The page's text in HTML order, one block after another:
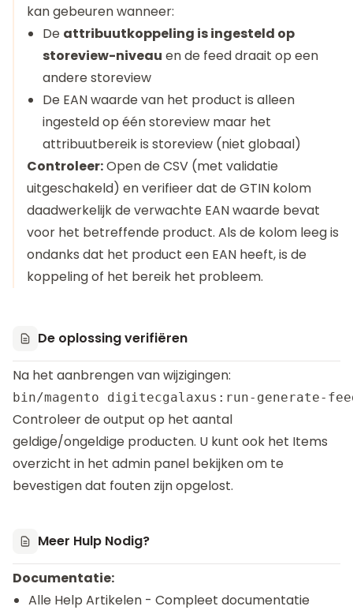
kan gebeuren wanneer:
De attribuutkoppeling is ingesteld op
storeview-niveau en de feed draait op een
andere storeview
De EAN waarde van het product is alleen
ingesteld op één storeview maar het
attribuutbereik is storeview (niet globaal)
Controleer:Open de CSV (met validatie
uitgeschakeld) en verifieer dat de GTIN kolom
daadwerkelijk de verwachte EAN waarde bevat
voor het betreffende product. Als de kolom leeg is
ondanks dat het product een EAN heeft, is de
koppeling of het bereik het probleem.
De oplossing verifiëren
Na het aanbrengen van wijzigingen:
Controleer de output op het aantal
geldige/ongeldige producten. U kunt ook het Items
overzicht in het admin panel bekijken om te
bevestigen dat fouten zijn opgelost.
Meer Hulp Nodig?
Documentatie:
Alle Help Artikelen - Compleet documentatie